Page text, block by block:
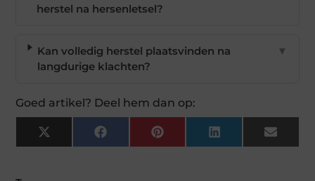
herstel na hersenletsel?
Kan volledig herstel plaatsvinden na
langdurige klachten?
▼
Goed artikel? Deel hem dan op:
X
(Twitter)
FacebookPinterest LinkedIn Email